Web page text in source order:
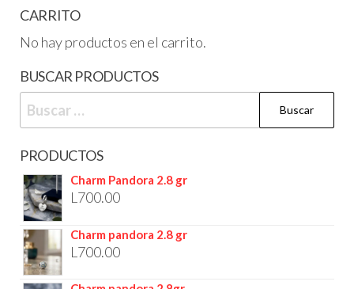
CARRITO
No hay productos en el carrito.
BUSCAR PRODUCTOS
PRODUCTOS
Charm Pandora 2.8 gr
L 700.00
Charm pandora 2.8 gr
L 700.00